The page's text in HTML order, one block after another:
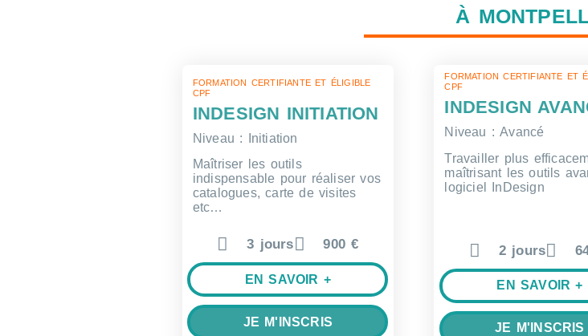
À
FORMATION CERTIFIANTE ET ÉLIGIBLE
CPF
INDESIGN INITIATION
Niveau : Initiation
Maîtriser les outils
indispensable pour réaliser vos
catalogues, carte de visites
etc…
3 jours 900 €
EN SAVOIR +
JE M'INSCRIS
FORMATION CERTIFIANTE ET
CPF
INDESIGN
Niveau : Avancé
Travailler plus
maîtrisant les outils
logiciel InDesign
2 jours
EN SAVOIR +
JE M'INSCRIS